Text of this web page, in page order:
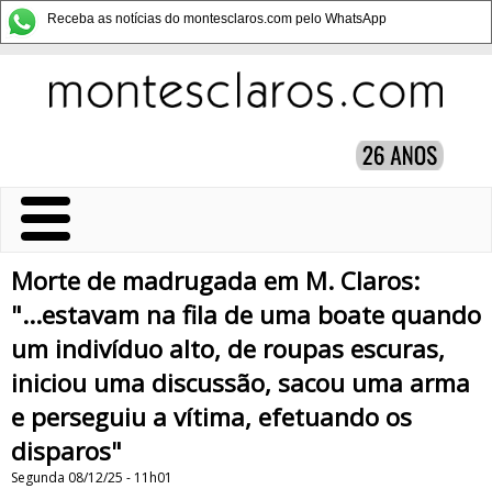
Receba as notícias do montesclaros.com pelo WhatsApp
Morte de madrugada em M. Claros:
"...estavam na fila de uma boate quando
um indivíduo alto, de roupas escuras,
iniciou uma discussão, sacou uma arma
e perseguiu a vítima, efetuando os
disparos"
Segunda 08/12/25 - 11h01